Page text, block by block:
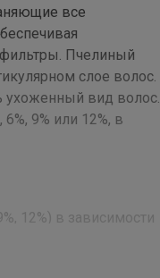
все
Пчелиный
слое волос.
ухоженный вид волос.
9% или 12%, в
12%) в зависимости
инструкции.